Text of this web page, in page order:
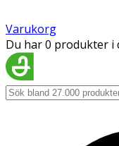
Varukorg
Du har 0 produkter i